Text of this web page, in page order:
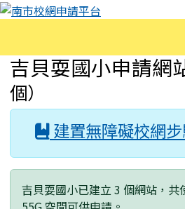
跳至主內容區
南市校網申請平台
主內容區域
吉貝耍國小申請網
個）
建置無障礙校網
吉貝耍國小已建立 3 個網站，共
頁尾區域